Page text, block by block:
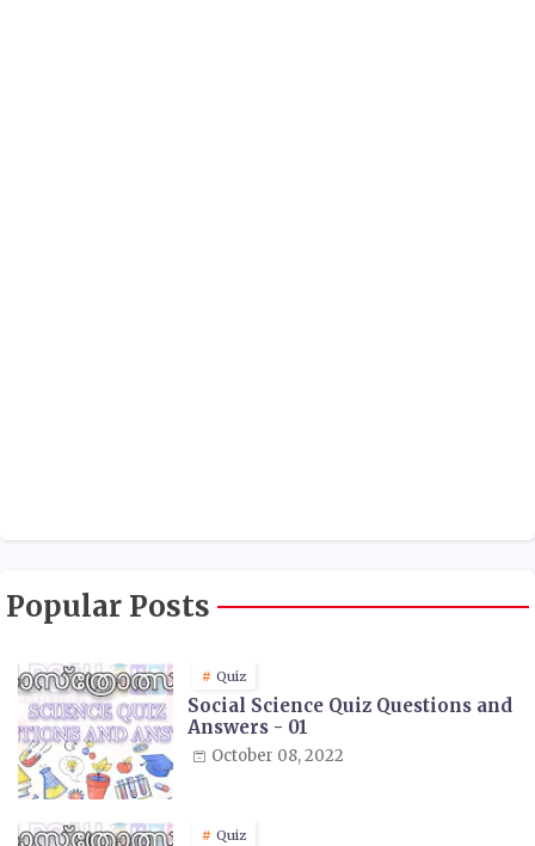
Popular Posts
Quiz
Social Science Quiz Questions and
Answers - 01
October 08, 2022
Quiz